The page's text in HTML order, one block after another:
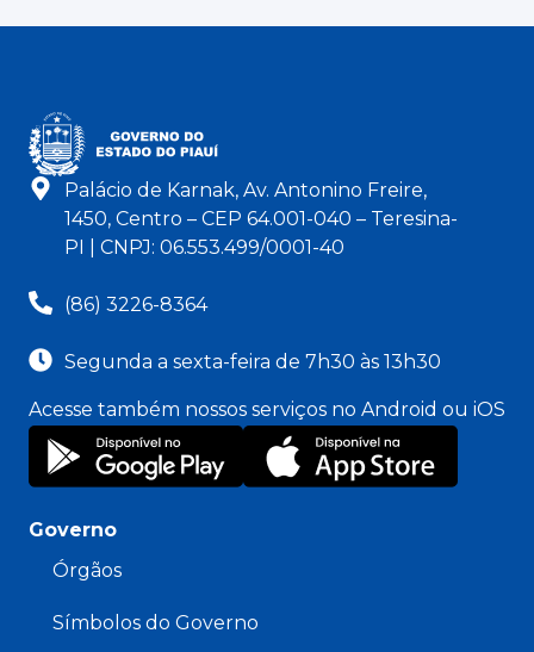
Palácio de Karnak, Av. Antonino Freire,
1450, Centro – CEP 64.001-040 – Teresina-
PI | CNPJ: 06.553.499/0001-40
(86) 3226-8364
Segunda a sexta-feira de 7h30 às 13h30
Acesse também nossos serviços no Android ou iOS
Governo
Órgãos
Símbolos do Governo